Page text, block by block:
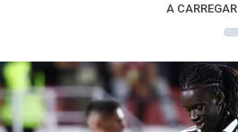
A CARREGAR